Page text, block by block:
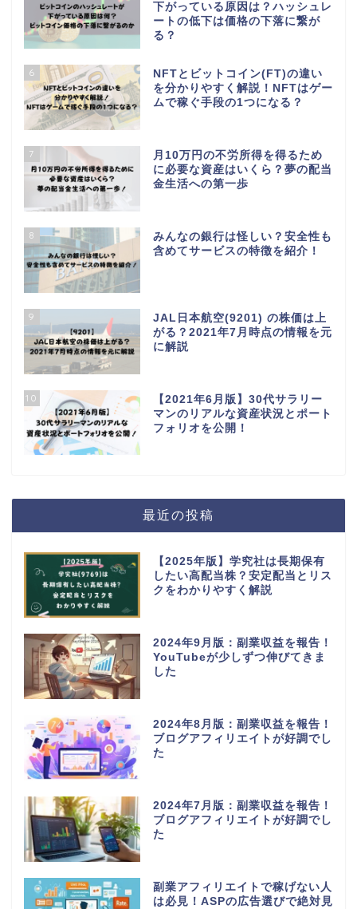
下がっている原因は？ハッシュレ
ートの低下は価格の下落に繋が
る？
6
NFTとビットコイン(FT)の違い
を分かりやすく解説！NFTはゲー
ムで稼ぐ手段の1つになる？
7
月10万円の不労所得を得るため
に必要な資産はいくら？夢の配当
金生活への第一歩
8
みんなの銀行は怪しい？安全性も
含めてサービスの特徴を紹介！
9
JAL日本航空(9201) の株価は上
がる？2021年7月時点の情報を元
に解説
10
【2021年6月版】30代サラリー
マンのリアルな資産状況とポート
フォリオを公開！
最近の投稿
【2025年版】学究社は長期保有
したい高配当株？安定配当とリス
クをわかりやすく解説
2024年9月版：副業収益を報告！
YouTubeが少しずつ伸びてきま
した
2024年8月版：副業収益を報告！
ブログアフィリエイトが好調でし
た
2024年7月版：副業収益を報告！
ブログアフィリエイトが好調でし
た
副業アフィリエイトで稼げない人
は必見！ASPの広告選びで絶対見